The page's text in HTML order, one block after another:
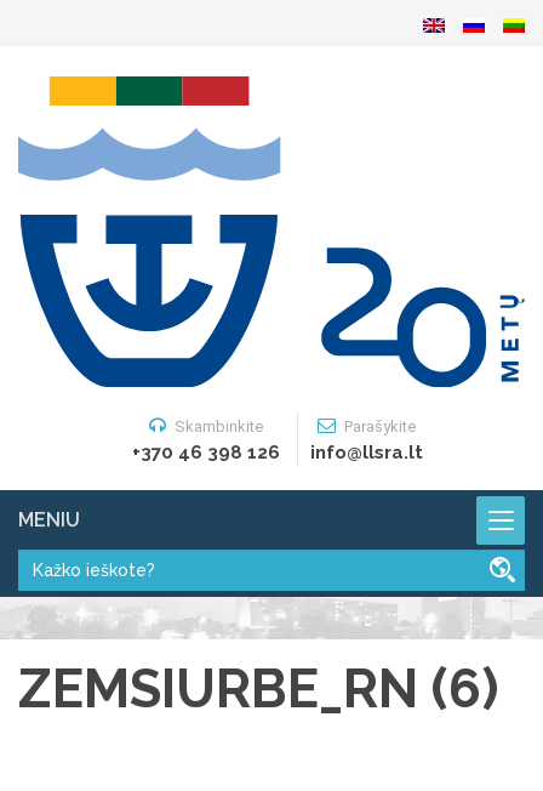
Skambinkite
+370 46 398 126
Parašykite
info@llsra.lt
MENIU
ZEMSIURBE_RN (6)